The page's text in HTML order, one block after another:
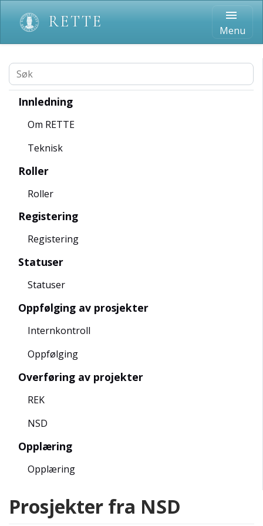
RETTE menu
Menu
Innledning
Om RETTE
Teknisk
Roller
Roller
Registering
Registering
Statuser
Statuser
Oppfølging av prosjekter
Internkontroll
Oppfølging
Overføring av projekter
REK
NSD
Opplæring
Opplæring
Prosjekter fra NSD